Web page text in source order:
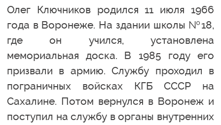
Олег Ключников родился 11 июля 1966
года в Воронеже. На здании школы №18,
где он учился, установлена
мемориальная доска. В 1985 году его
призвали в армию. Службу проходил в
пограничных войсках КГБ СССР на
Сахалине. Потом вернулся в Воронеж и
поступил на службу в органы внутренних